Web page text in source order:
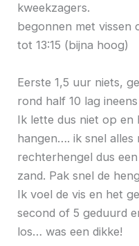
kweekzagers.
begonnen met vissen
tot 13:15 (bijna hoog)
Eerste 1,5 uur niets,
rond half 10 lag
Ik lette dus niet op en
hangen…. ik snel alles
rechterhengel dus
zand. Pak snel de
Ik voel de vis en het
second of 5 geduurd
los… was een dikke!